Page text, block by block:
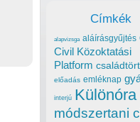
Címkék
alapvizsga aláírásgyűjtés
Civil Közoktatási
Platform
előadás emléknap
interjú Különóra
módszertani